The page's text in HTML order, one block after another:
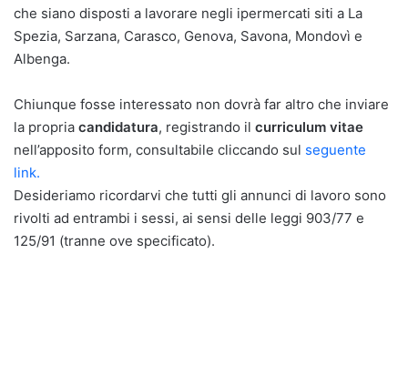
che siano disposti a lavorare negli ipermercati siti a La
Spezia, Sarzana, Carasco, Genova, Savona, Mondovì e
Albenga.
Chiunque fosse interessato non dovrà far altro che inviare
la propria candidatura, registrando il curriculum vitae
nell’apposito form, consultabile cliccando sul seguente
link.
Desideriamo ricordarvi che tutti gli annunci di lavoro sono
rivolti ad entrambi i sessi, ai sensi delle leggi 903/77 e
125/91 (tranne ove specificato).